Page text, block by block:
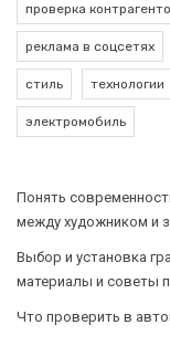
проверка
реклама в соцсетях
стиль технологии
электромобиль
Понять
между художником и
Выбор и установка
материалы и советы
Что проверить в